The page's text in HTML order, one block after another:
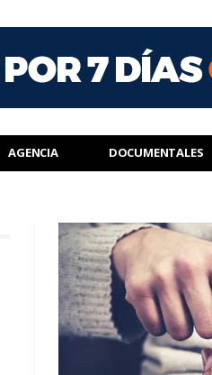
AGENCIA DOCUMENTALES